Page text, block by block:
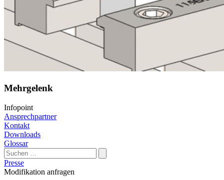
Mehrgelenk
Infopoint
Ansprechpartner
Kontakt
Downloads
Glossar
Suchen
nach:
Presse
Modifikation anfragen